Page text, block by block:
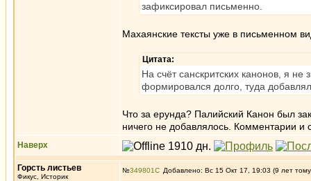
зафиксировал письменно.
Махаянские тексты уже в письменном
Цитата:
На счёт санскритских канонов, я
формировался долго, туда
Что за ерунда? Палийский Канон был
ничего не добавлялось. Комментарии и
Наверх
Горсть листьев
Фикус, Историк
№349801 Добавлено: Вс 15 Окт 17, 19:03 (9 лет